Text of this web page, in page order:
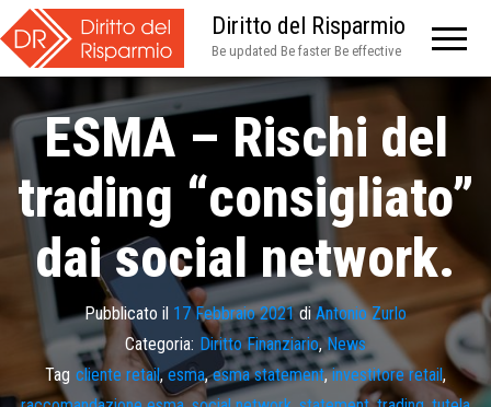
Diritto del Risparmio
Be updated Be faster Be effective
ESMA – Rischi del
trading “consigliato”
dai social network.
Pubblicato il 17 Febbraio 2021di Antonio Zurlo
Categoria: Diritto Finanziario, News
Tag cliente retail,esma,esma statement,investitore retail,